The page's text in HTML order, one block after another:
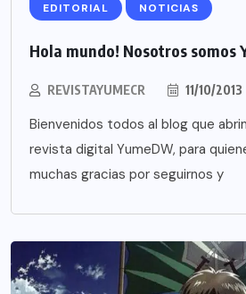
EDITORIAL NOTICIAS
Hola mundo! Nosotros somos
REVISTAYUMECR 11/10/2013
Bienvenidos todos al blog que
revista digital YumeDW, para
muchas gracias por seguirnos y